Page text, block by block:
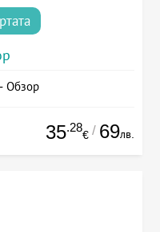
Обзор
35.28
€ / 69лв.